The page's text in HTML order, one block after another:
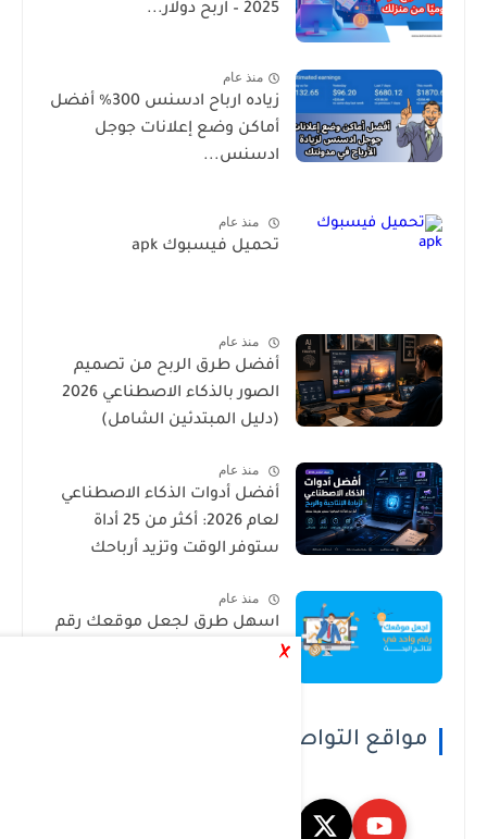
2025 – اربح دولار...
منذ عام
زياده ارباح ادسنس 300% أفضل
أماكن وضع إعلانات جوجل
ادسنس...
منذ عام
تحميل فيسبوك apk
منذ عام
أفضل طرق الربح من تصميم
الصور بالذكاء الاصطناعي 2026
(دليل المبتدئين الشامل)
منذ عام
أفضل أدوات الذكاء الاصطناعي
لعام 2026: أكثر من 25 أداة
ستوفر الوقت وتزيد أرباحك
منذ عام
اسهل طرق لجعل موقعك رقم
مواقع التواصل الاجتماعي